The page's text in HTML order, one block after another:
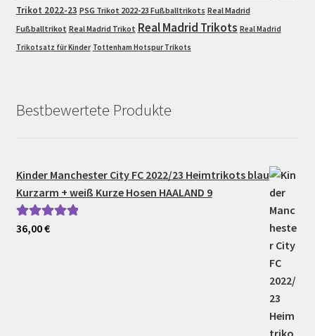
Trikot 2022-23 PSG Trikot 2022-23 Fußballtrikots Real Madrid
Fußballtrikot Real Madrid Trikot Real Madrid Trikots Real Madrid
Trikotsatz für Kinder Tottenham Hotspur Trikots
Bestbewertete Produkte
Kinder Manchester City FC 2022/23 Heimtrikots blau
Kurzarm + weiß Kurze Hosen HAALAND 9
Bewertet mit
36,00€